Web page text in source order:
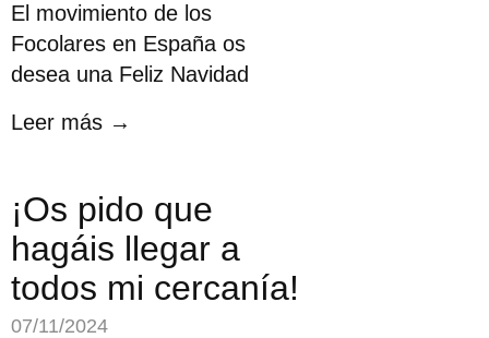
El movimiento de los
Focolares en España os
desea una Feliz Navidad
Leer más →
¡Os pido que
hagáis llegar a
todos mi cercanía!
07/11/2024